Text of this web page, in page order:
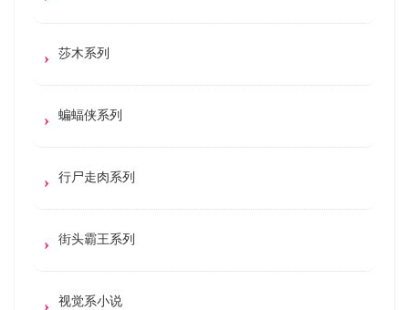
莎木系列
蝙蝠侠系列
行尸走肉系列
街头霸王系列
视觉系小说